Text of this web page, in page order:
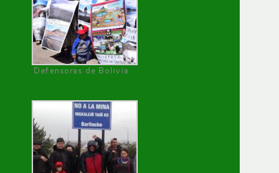
Defensoras de Bolivia